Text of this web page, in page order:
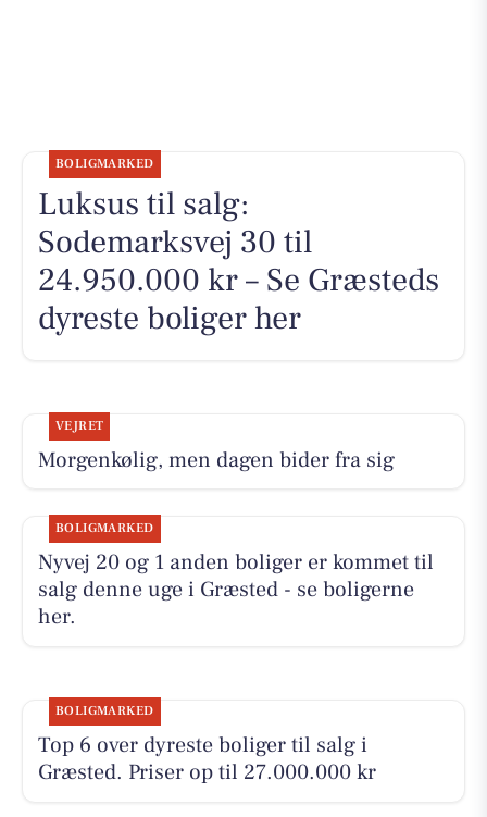
BOLIGMARKED
Luksus til salg:
Sodemarksvej 30 til
24.950.000 kr – Se Græsteds
dyreste boliger her
VEJRET
Morgenkølig, men dagen bider fra sig
BOLIGMARKED
Nyvej 20 og 1 anden boliger er kommet til
salg denne uge i Græsted - se boligerne
her.
BOLIGMARKED
Top 6 over dyreste boliger til salg i
Græsted. Priser op til 27.000.000 kr